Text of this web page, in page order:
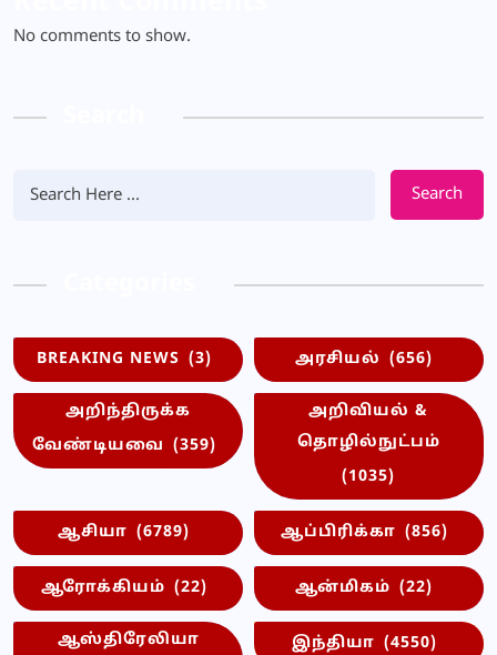
No comments to show.
Search
BREAKING NEWS (3) அரசியல் (656)
அறிந்திருக்க
வேண்டியவை (359)
அறிவியல் &
தொழில்நுட்பம்
(1035)
ஆசியா (6789) ஆப்பிரிக்கா (856)
ஆரோக்கியம் (22) ஆன்மிகம் (22)
ஆஸ்திரேலியா
இந்தியா (4550)